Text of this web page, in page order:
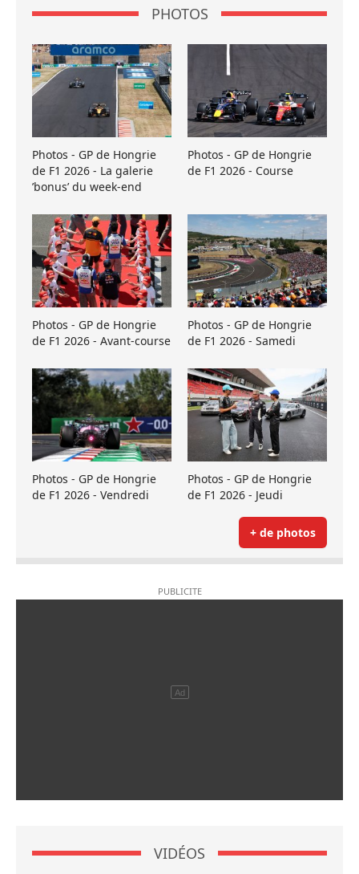
PHOTOS
Photos - GP de Hongrie
de F1 2026 - La galerie
’bonus’ du week-end
Photos - GP de Hongrie
de F1 2026 - Course
Photos - GP de Hongrie
de F1 2026 - Avant-course
Photos - GP de Hongrie
de F1 2026 - Samedi
Photos - GP de Hongrie
de F1 2026 - Vendredi
Photos - GP de Hongrie
de F1 2026 - Jeudi
+ de photos
VIDÉOS